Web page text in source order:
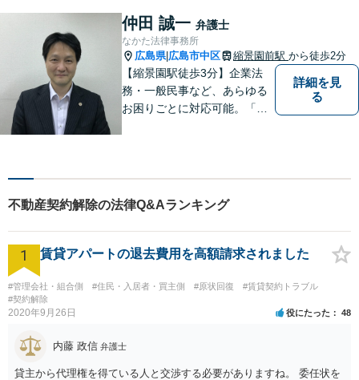
様にご満足いただけるよう、
日々研鑽を積んでおります。
ぜひお気軽にご相談くださ
い。
仲田 誠一 弁護士
なかた法律事務所
広島県| 広島市中区 縮景園前駅 から徒歩2分
【縮景園駅徒歩3分】企業法
務・一般民事など、あらゆる
お困りごとに対応可能。「実
対応可】
詳細を見
る
不動産契約解除の法律Q&Aランキング
1 賃貸アパートの退去費用を高額請求されました
#管理会社・組合側 #住民・入居者・買主側 #原状回復
#賃貸契約トラブル
#契約解除
2020年9月26日 役にたった 48
内藤 政信 弁護士
貸主から代理権を得ている人と交渉する必要がありますね。 委任状を